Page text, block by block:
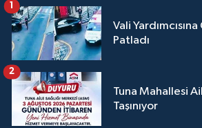
Vali
Patladı
1
Tuna Mahallesi
Taşınıyor
2